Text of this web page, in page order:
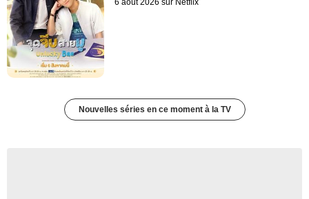
Nouvelles séries en ce moment à la TV